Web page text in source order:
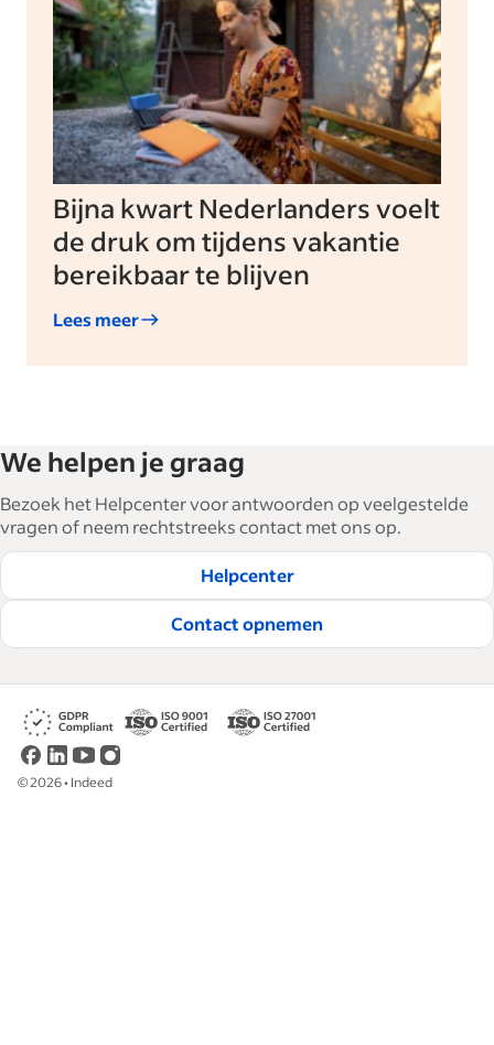
Bijna kwart Nederlanders voelt
de druk om tijdens vakantie
bereikbaar te blijven
Lees meer
We helpen je graag
Bezoek het Helpcenter voor antwoorden op veelgestelde
vragen of neem rechtstreeks contact met ons op.
Helpcenter
Contact opnemen
©2026• Indeed